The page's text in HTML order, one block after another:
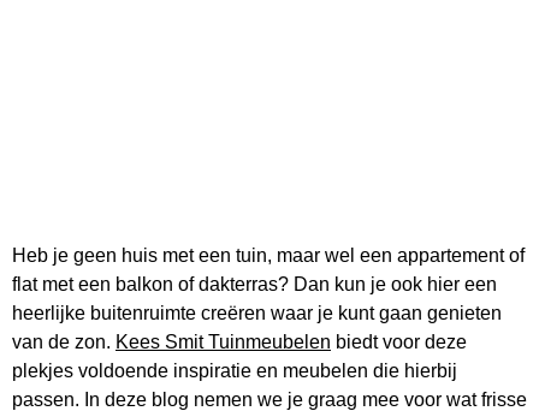
Heb je geen huis met een tuin, maar wel een appartement of
flat met een balkon of dakterras? Dan kun je ook hier een
heerlijke buitenruimte creëren waar je kunt gaan genieten
van de zon. Kees Smit Tuinmeubelen biedt voor deze
plekjes voldoende inspiratie en meubelen die hierbij
passen. In deze blog nemen we je graag mee voor wat frisse